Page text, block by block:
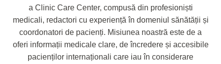
a Clinic Care Center, compusă din profesioniști
medicali, redactori cu experiență în domeniul sănătății și
coordonatori de pacienți. Misiunea noastră este de a
oferi informații medicale clare, de încredere și accesibile
pacienților internaționali care iau în considerare